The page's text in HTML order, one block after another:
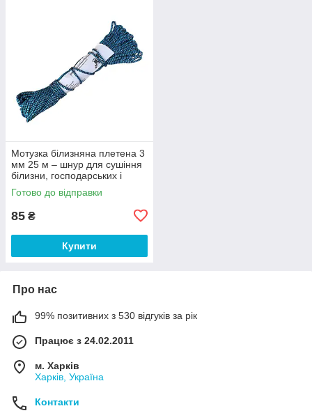
Мотузка білизняна плетена 3
мм 25 м – шнур для сушіння
білизни, господарських і
побутових робіт
Готово до відправки
85 ₴
Купити
Про нас
99% позитивних з 530 відгуків за рік
Працює з 24.02.2011
м. Харків
Харків, Україна
Контакти